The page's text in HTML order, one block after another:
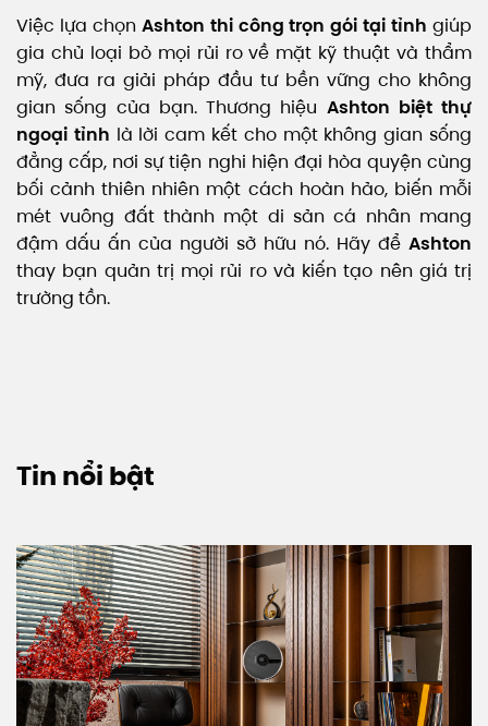
Việc lựa chọn Ashton thi công trọn gói tại tỉnh giúp
gia chủ loại bỏ mọi rủi ro về mặt kỹ thuật và thẩm
mỹ, đưa ra giải pháp đầu tư bền vững cho không
gian sống của bạn. Thương hiệu Ashton biệt thự
ngoại tỉnh là lời cam kết cho một không gian sống
đẳng cấp, nơi sự tiện nghi hiện đại hòa quyện cùng
bối cảnh thiên nhiên một cách hoàn hảo, biến mỗi
mét vuông đất thành một di sản cá nhân mang
đậm dấu ấn của người sở hữu nó. Hãy để Ashton
thay bạn quản trị mọi rủi ro và kiến tạo nên giá trị
trường tồn.
Tin nổi bật